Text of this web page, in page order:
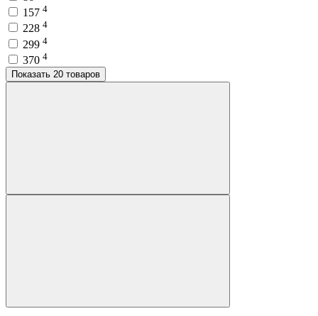
157 4
228 4
299 4
370 4
Показать 20 товаров